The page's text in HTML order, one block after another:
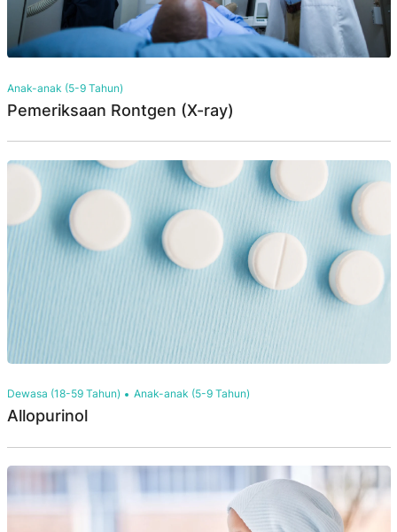
Anak-anak (5-9 Tahun)
Pemeriksaan Rontgen (X-ray)
Dewasa (18-59 Tahun) Anak-anak (5-9 Tahun)
Allopurinol